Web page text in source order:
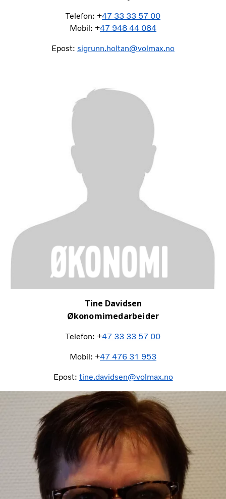
Telefon: +47 33 33 57 00
Mobil: +47 948 44 084
Epost: sigrunn.holtan@volmax.no
Tine Davidsen
Økonomimedarbeider
Telefon: +47 33 33 57 00
Mobil: +47 476 31 953
Epost: tine.davidsen@volmax.no